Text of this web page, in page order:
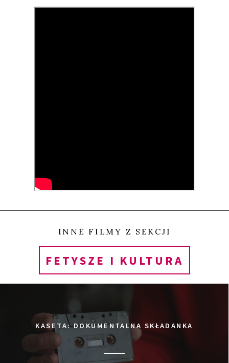
romanse. Zapotrzebowanie na tego typu przemysł
panuje nie tylko wśród młodych dziewcząt chcących
upodobnić się do swoich idolek – to także bardzo
popularny fetysz wśród japońskich mężczyzn w
średnim wieku.
Film pokazuje niezwykłe kulturowe zjawisko
jest jednocześnie warunkowane popularnością w
internecie. Wśród wielu gwiazdek japońskiego
popu poznajemy Meet Ri Ri i jej drogę do sławy.
INNE FILMY Z SEKCJI
FETYSZE I KULTURA
KASETA: DOKUMENTALNA SKŁADANKA